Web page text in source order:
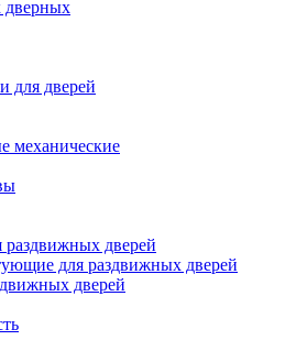
дверных
для дверей
механические
дверей
для раздвижных дверей
дверей